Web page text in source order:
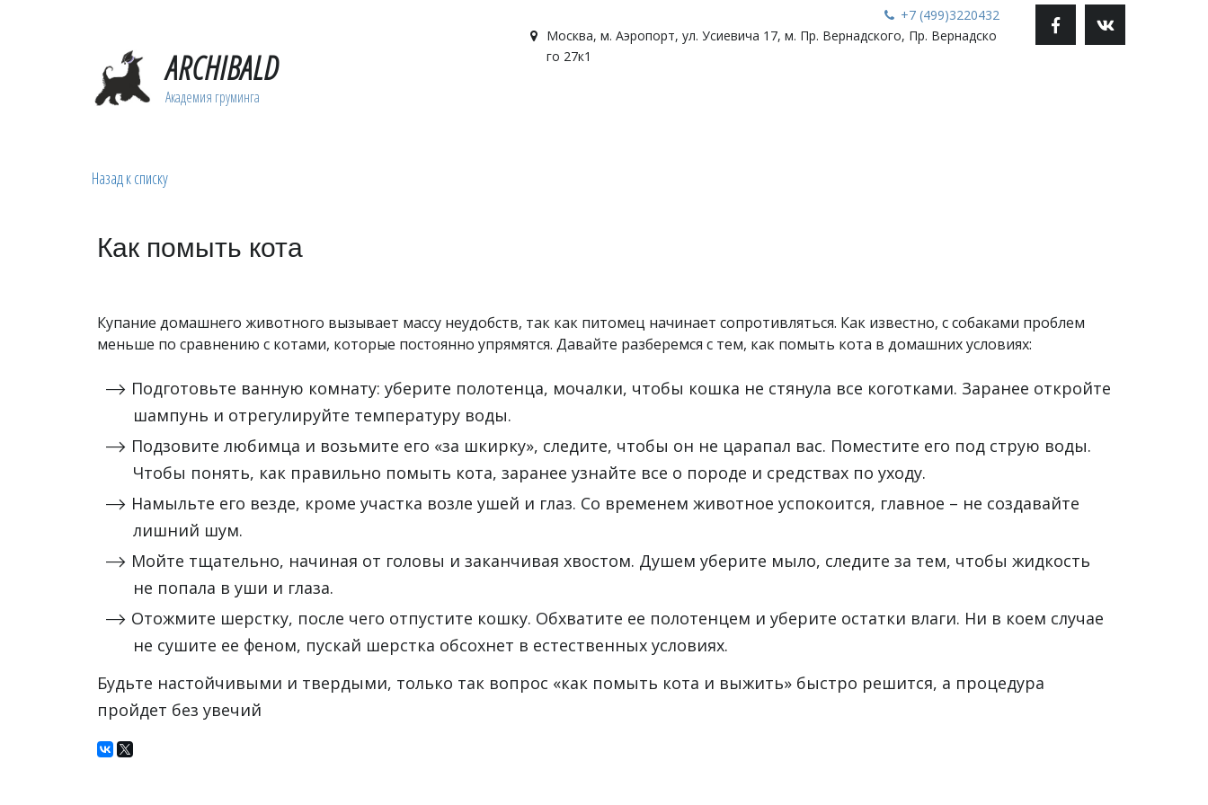
ARCHIBALD
Академия грум­­­­­­инга­­
+7 (499)3220432
Москва, м. Аэропорт, ул. Усиевича 17, м. Пр. Вернадского, Пр. Вернадско
го 27к1
Назад к списку
Как помыть кота
Купание домашнего животного вызывает массу неудобств, так как питомец начинает сопротивляться. Как известно, с собаками проблем
меньше по сравнению с котами, которые постоянно упрямятся. Давайте разберемся с тем, как помыть кота в домашних условиях:
Подготовьте ванную комнату: уберите полотенца, мочалки, чтобы кошка не стянула все коготками. Заранее откройте
шампунь и отрегулируйте температуру воды.
Подзовите любимца и возьмите его «за шкирку», следите, чтобы он не царапал вас. Поместите его под струю воды.
Чтобы понять, как правильно помыть кота, заранее узнайте все о породе и средствах по уходу.
Намыльте его везде, кроме участка возле ушей и глаз. Со временем животное успокоится, главное – не создавайте
лишний шум.
Мойте тщательно, начиная от головы и заканчивая хвостом. Душем уберите мыло, следите за тем, чтобы жидкость
не попала в уши и глаза.
Отожмите шерстку, после чего отпустите кошку. Обхватите ее полотенцем и уберите остатки влаги. Ни в коем случае
не сушите ее феном, пускай шерстка обсохнет в естественных условиях.
Будьте настойчивыми и твердыми, только так вопрос «как помыть кота и выжить» быстро решится, а процедура
пройдет без увечий